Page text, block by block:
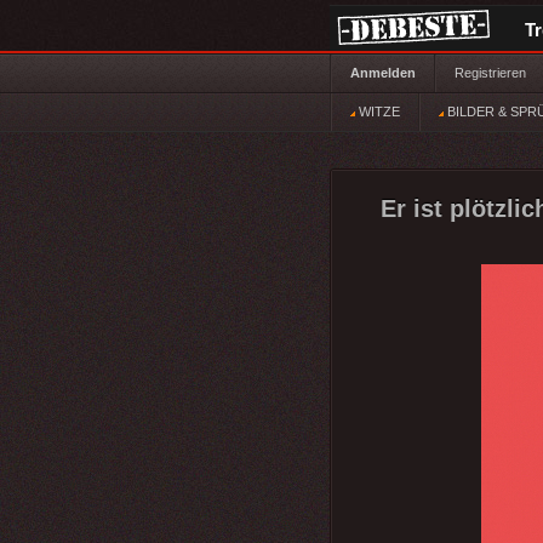
Anmelden Registrieren
WITZE BILDER &
Er ist